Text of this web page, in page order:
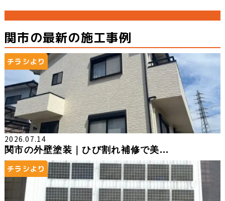
関市の最新の施工事例
チラシより
2026.07.14
関市の外壁塗装｜ひび割れ補修で美...
チラシより